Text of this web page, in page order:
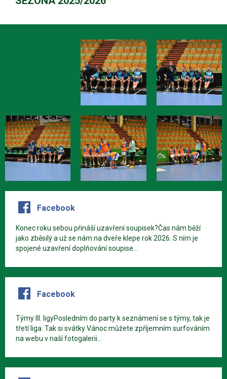
Facebook
Konec roku sebou přináší uzavření soupisek?Čas nám běží
jako zběsilý a už se nám na dveře klepe rok 2026. S ním je
spojené uzavření doplňování soupise...
Facebook
Týmy III. ligyPosledním do party k seznámení se s týmy, tak je
třetí liga. Tak si svátky Vánoc můžete zpříjemním surfováním
na webu v naší fotogalerii...